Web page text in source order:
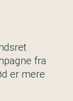
fra
er mere